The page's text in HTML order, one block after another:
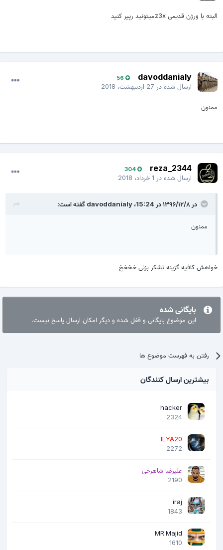
به جای آنتن ظاهر شود.
1- ریکاوری کاستوم CWM رو از لینک زیر دانلود و با ادین رایت کنید.
RECOVERY CWM I9300
2- فایل مودم و کرنل رو هم از لینک زیر دانلود و به ترتیب از طریق ریکاوری
***با این روش سریال گوشی هیچ تغییری نمیکند.***
سبز باشید...
البته با ورژن قدیمی z3xمیتونید رپیر کنید
davoddanialy
56
ارسال شده در27 اردیبهشت، 2018
ممنون
reza_2344
304
ارسال شده در1 خرداد، 2018
در ۱۳۹۶/۱۲/۸ در 15:24، davoddanialyگفته است:
ممنون
خواهش کافیه گزینه تشکر بزنی خخخخ
بایگانی شده
این موضوع بایگانی و قفل شده و دیگر امکان ارسال پاسخ نیست.
رفتن به فهرست موضوع ها
بیشترین ارسال کنندگان
hacker
2324
ILYA20
2272
علیرضا شاهرخی
2190
iraj
1843
MR.Majid
1610